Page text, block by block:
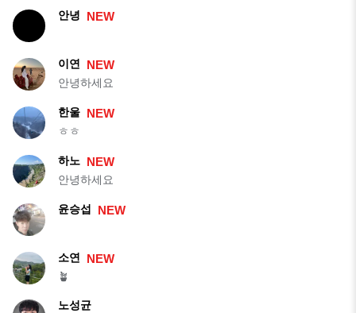
안녕 NEW
이연 NEW
안녕하세요
한울 NEW
ㅎㅎ
하노 NEW
안녕하세요
윤승섭 NEW
소연 NEW
🪴
노성균